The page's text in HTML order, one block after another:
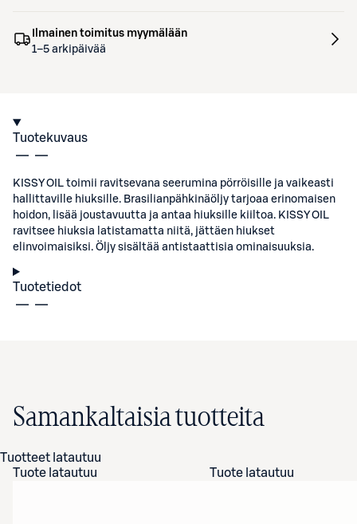
Ilmainen toimitus myymälään
1–5 arkipäivää
Tuotekuvaus
KISSY OIL toimii ravitsevana seerumina pörröisille ja vaikeasti
hallittaville hiuksille. Brasilianpähkinäöljy tarjoaa erinomaisen
hoidon, lisää joustavuutta ja antaa hiuksille kiiltoa. KISSY OIL
ravitsee hiuksia latistamatta niitä, jättäen hiukset
elinvoimaisiksi. Öljy sisältää antistaattisia ominaisuuksia.
Tuotetiedot
Samankaltaisia tuotteita
Tuotteet latautuu
Tuote latautuu
Tuote latautuu